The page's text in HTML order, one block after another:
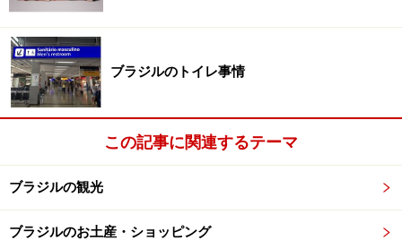
ブラジルのトイレ事情
この記事に関連するテーマ
ブラジルの観光
ブラジルのお土産・ショッピング